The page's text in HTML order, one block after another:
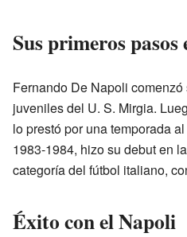
Sus primeros
Fernando De Napoli
juveniles del U. S. Mirgia.
lo prestó por una temporada al
1983-1984, hizo su debut en la
categoría del fútbol italiano,
Éxito con el Napoli